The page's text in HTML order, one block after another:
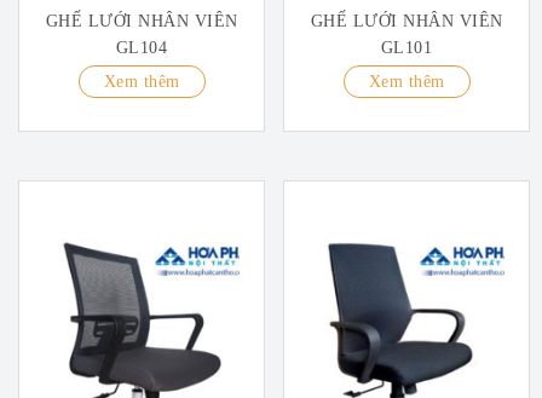
GHẾ LƯỚI NHÂN VIÊN
GL104
Xem thêm
GHẾ LƯỚI NHÂN VIÊN
GL101
Xem thêm